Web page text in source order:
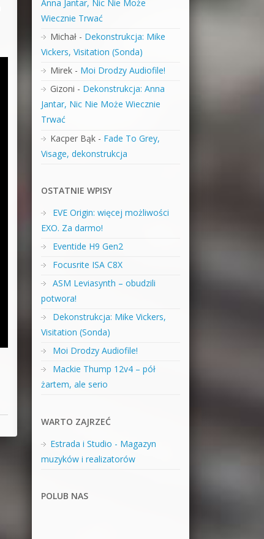
Anna Jantar, Nic Nie Może
Wiecznie Trwać
Michał- Dekonstrukcja: Mike
Vickers, Visitation (Sonda)
Mirek- Moi Drodzy Audiofile!
Gizoni - Dekonstrukcja: Anna
Jantar, Nic Nie Może Wiecznie
Trwać
Kacper Bąk- Fade To Grey,
Visage, dekonstrukcja
OSTATNIE WPISY
EVE Origin: więcej możliwości
EXO. Za darmo!
Eventide H9 Gen2
Focusrite ISA C8X
ASM Leviasynth – obudzili
potwora!
Dekonstrukcja: Mike Vickers,
Visitation (Sonda)
Moi Drodzy Audiofile!
Mackie Thump 12v4 – pół
żartem, ale serio
WARTO ZAJRZEĆ
Estrada i Studio - Magazyn
muzyków i realizatorów
POLUB NAS